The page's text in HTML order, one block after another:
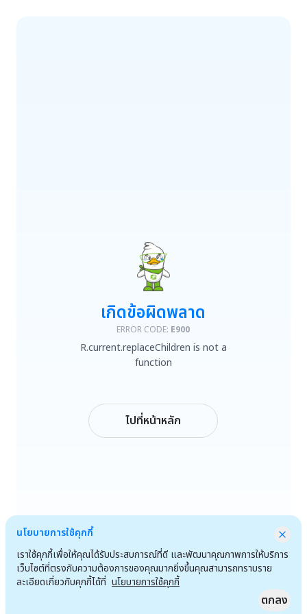
R.current.replaceChildren is not a function
เกิดข้อผิดพลาด
ERROR CODE: E900
R.current.replaceChildren is not a
function
ไปที่หน้าหลัก
นโยบายการใช้คุกกี้
เราใช้คุกกี้เพื่อให้คุณได้รับประสบการณ์ที่ดี และพัฒนาคุณภาพการให้บริการ
เว็บไซต์ที่ตรงกับความต้องการของคุณมากยิ่งขึ้นคุณสามารถทราบราย
ละเอียดเกี่ยวกับคุกกี้ได้ที่ นโยบายการใช้คุกกี้
ตกลง